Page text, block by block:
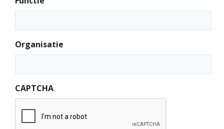
Organisatie
CAPTCHA